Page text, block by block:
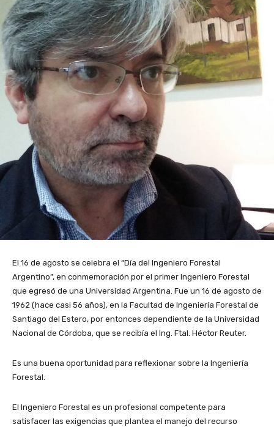
El 16 de agosto se celebra el “Día del Ingeniero Forestal
Argentino”, en conmemoración por el primer Ingeniero Forestal
que egresó de una Universidad Argentina. Fue un 16 de agosto de
1962 (hace casi 56 años), en la Facultad de Ingeniería Forestal de
Santiago del Estero, por entonces dependiente de la Universidad
Nacional de Córdoba, que se recibía el Ing. Ftal. Héctor Reuter.
Es una buena oportunidad para reflexionar sobre la Ingeniería
Forestal.
El Ingeniero Forestal es un profesional competente para
satisfacer las exigencias que plantea el manejo del recurso